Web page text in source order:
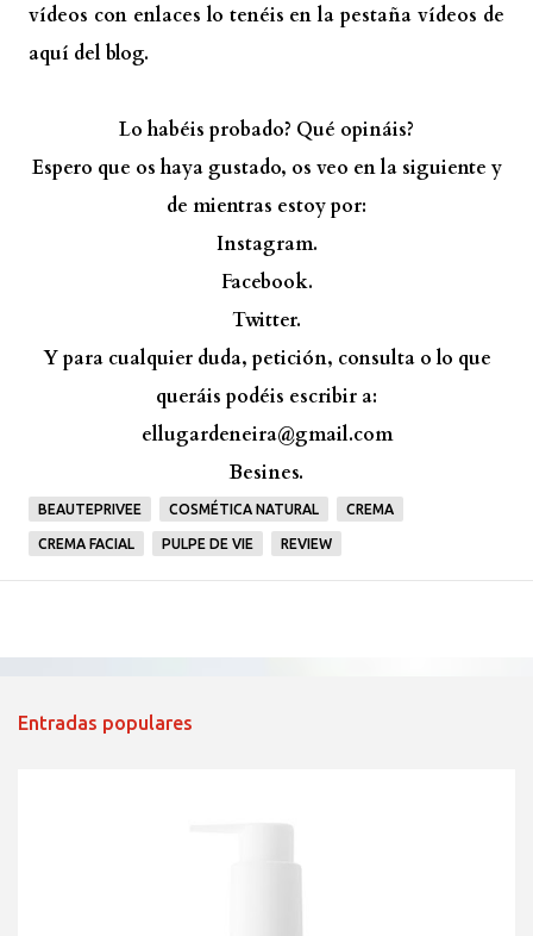
vídeos con enlaces lo tenéis en la pestaña vídeos de
aquí del blog.
Lo habéis probado? Qué opináis?
Espero que os haya gustado, os veo en la siguiente y
de mientras estoy por:
Instagram.
Facebook.
Twitter.
Y para cualquier duda, petición, consulta o lo que
queráis podéis escribir a:
ellugardeneira@gmail.com
Besines.
BEAUTEPRIVEE COSMÉTICA NATURAL CREMA
CREMA FACIAL PULPE DE VIE REVIEW
Entradas populares